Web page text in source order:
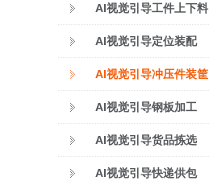
AI视觉引导工件上下料
AI视觉引导定位装配
AI视觉引导冲压件装筐
AI视觉引导钢板加工
AI视觉引导货品拣选
AI视觉引导快递供包